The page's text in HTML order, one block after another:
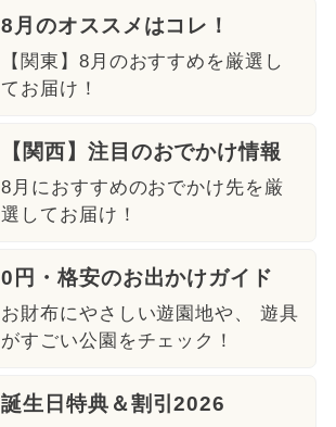
8月のオススメはコレ！
【関東】8月のおすすめを厳選し
てお届け！
【関西】注目のおでかけ情報
8月におすすめのおでかけ先を厳
選してお届け！
0円・格安のお出かけガイド
お財布にやさしい遊園地や、 遊具
がすごい公園をチェック！
誕生日特典＆割引2026